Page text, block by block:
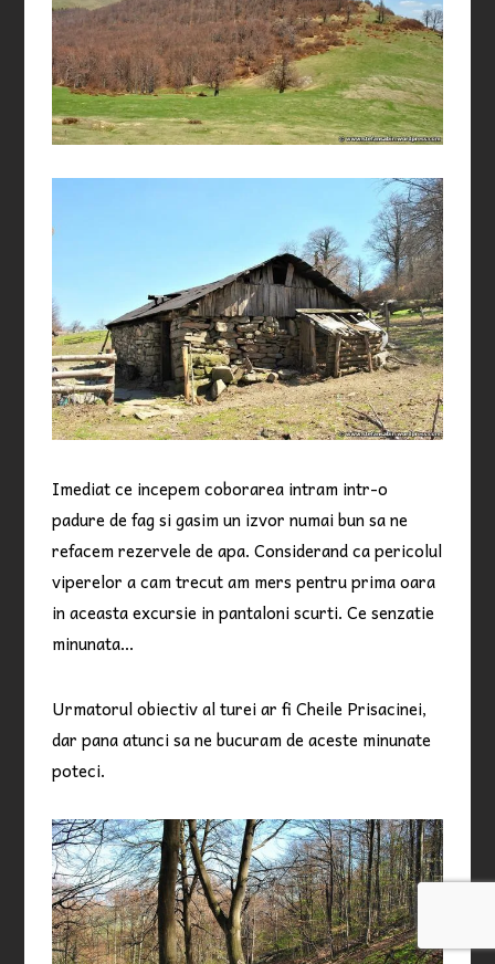
Imediat ce incepem coborarea intram intr-o
padure de fag si gasim un izvor numai bun sa ne
refacem rezervele de apa. Considerand ca pericolul
viperelor a cam trecut am mers pentru prima oara
in aceasta excursie in pantaloni scurti. Ce senzatie
minunata…
Urmatorul obiectiv al turei ar fi Cheile Prisacinei,
dar pana atunci sa ne bucuram de aceste minunate
poteci.